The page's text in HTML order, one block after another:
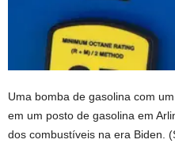
Uma bomba de gasolina com
em um posto de gasolina em
dos combustíveis na era Biden.